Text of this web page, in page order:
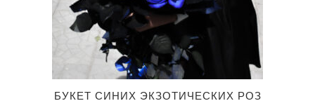
БУКЕТ СИНИХ ЭКЗОТИЧЕСКИХ РОЗ